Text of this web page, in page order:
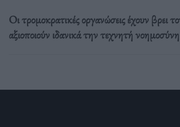
Οι τρομοκρατικές οργανώσεις έχουν βρει
αξιοποιούν ιδανικά την τεχνητή